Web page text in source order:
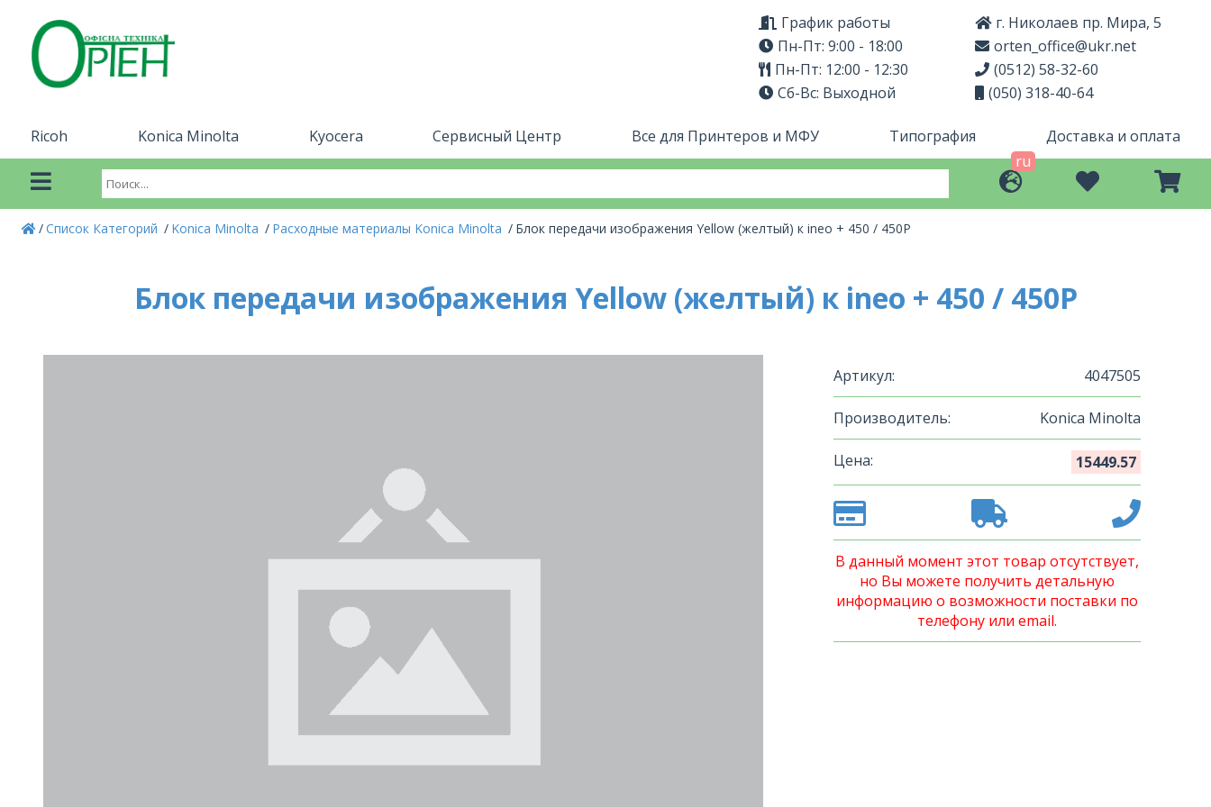
График работы
Пн-Пт: 9:00 - 18:00
Пн-Пт: 12:00 - 12:30
Сб-Вс: Выходной
г. Николаев пр. Мира, 5
orten_office@ukr.net
(0512) 58-32-60
(050) 318-40-64
Ricoh Konica Minolta Kyocera Сервисный Центр Все для Принтеров и МФУ Типография
Доставка и оплата
ru
Список Категорий Konica Minolta Расходные материалы Konica Minolta Блок передачи изображения Yellow (желтый) к ineo + 450 / 450P
Блок передачи изображения Yellow (желтый) к ineo + 450 / 450P
Артикул: 4047505
Производитель: Konica Minolta
Цена: 15449.57
В данный момент этот товар отсутствует,
но Вы можете получить детальную
информацию о возможности поставки по
телефону или email.